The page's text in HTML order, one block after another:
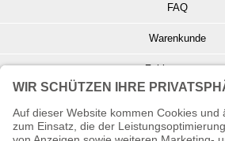
FAQ
Warenkunde
Zahlungsarten
Info zu Elektro- u.